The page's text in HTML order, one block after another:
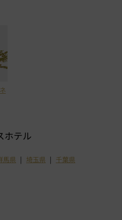
ホテル
馬県 埼玉県
千葉県